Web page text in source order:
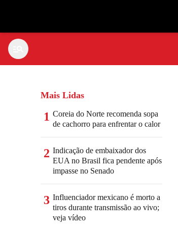
Mais Lidas
1 Coreia do Norte recomenda sopa
de cachorro para enfrentar o calor
2 Indicação de embaixador dos
EUA no Brasil fica pendente após
impasse no Senado
3 Influenciador mexicano é morto a
tiros durante transmissão ao vivo;
veja vídeo